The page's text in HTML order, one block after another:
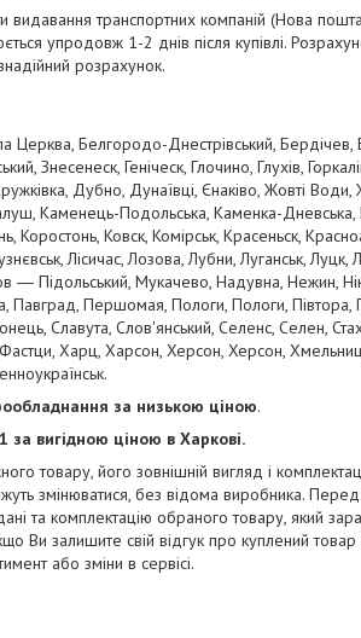
транспортних компаній (Нова
упродовж 1-2 днів після купівлі.
розрахунок.
Церква, Белгородо-Днестрівський,
Знесенеск, Геніческ, Глочино, Глухів,
Дубно, Дунаївці, Єнаківо, Жовті
Каменець-Подольська, Каменка-Дневська,
Коростонь, Ковск, Комірськ, Красеньск,
Лісичас, Лозова, Лубни, Луганськ, Луцк,
― Підольський, Мукачево, Надувна, Нежин,
Першомая, Пологи, Пологи, Півтора,
Славута, Слов'янський, Селенс, Селен,
Харц, Харсон, Херсон, Херсон,
за низькою ціною.
за вигідною ціною в Харкові.
товару, його зовнішній вигляд і
змінюватися, без відома виробника.
дані та комплектацію обраного товару, який
Ви залишите свій відгук про куплений
або зміни в сервісі.